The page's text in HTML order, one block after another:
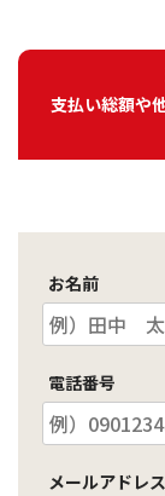
支払い総額や
お名前
電話番号
メールアドレス